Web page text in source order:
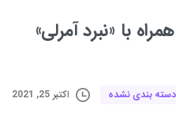
همراه با «نبردآمرلی»
دسته بندی نشده اکتبر 25, 2021